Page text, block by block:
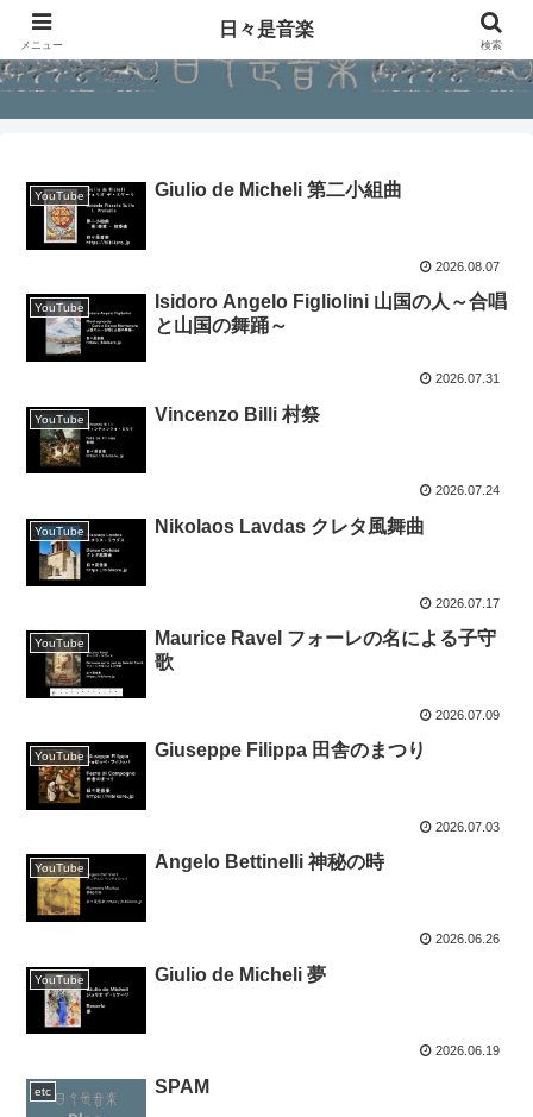
YouTube Giulio de Micheli 第二小組曲
2026.08.07
YouTube
Isidoro Angelo Figliolini 山国の人～合唱
と山国の舞踊～
2026.07.31
YouTube Vincenzo Billi 村祭
2026.07.24
YouTube Nikolaos Lavdas クレタ風舞曲
2026.07.17
YouTube
Maurice Ravel フォーレの名による子守
歌
2026.07.09
YouTube Giuseppe Filippa 田舎のまつり
2026.07.03
YouTube Angelo Bettinelli 神秘の時
2026.06.26
YouTube Giulio de Micheli 夢
2026.06.19
etc SPAM
メニュー
日々是音楽
検索